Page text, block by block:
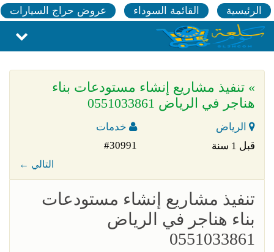
الرئيسية القائمة السوداء عروض حراج السيارات
» تنفيذ مشاريع إنشاء مستودعات بناء
هناجر في الرياض 0551033861
الرياض
خدمات
قبل 1 سنة
#30991
← التالي
تنفيذ مشاريع إنشاء مستودعات
بناء هناجر في الرياض
0551033861